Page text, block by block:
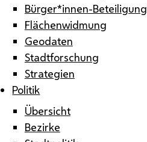
Bürger*innen-Beteiligung
Flächenwidmung
Geodaten
Stadtforschung
Strategien
Politik
Übersicht
Bezirke